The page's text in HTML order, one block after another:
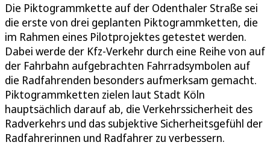
Die Piktogrammkette auf der Odenthaler Straße sei
die erste von drei geplanten Piktogrammketten, die
im Rahmen eines Pilotprojektes getestet werden.
Dabei werde der Kfz-Verkehr durch eine Reihe von auf
der Fahrbahn aufgebrachten Fahrradsymbolen auf
die Radfahrenden besonders aufmerksam gemacht.
Piktogrammketten zielen laut Stadt Köln
hauptsächlich darauf ab, die Verkehrssicherheit des
Radverkehrs und das subjektive Sicherheitsgefühl der
Radfahrerinnen und Radfahrer zu verbessern.